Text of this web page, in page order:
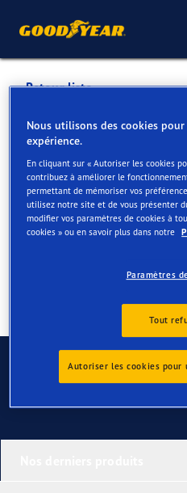
Retour liste
BLUM MOTO
Services disponibles en
Contact Services
Contactez-nous
Nous utilisons des cookies
expérience.
En cliquant sur « Autoriser les cookies
contribuez à améliorer le
permettant de mémoriser vos
utilisez notre site et de vous présenter
modifier vos paramètres de cookies à
cookies » ou en savoir plus dans notre
Paramètres
Tout
Autoriser les cookies pour